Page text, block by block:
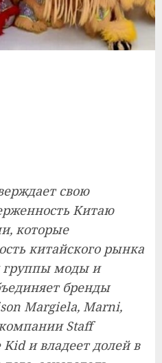
свою
Китаю
которые
китайского рынка
группы моды и
бренды
Margiela, Marni,
Staff
и владеет долей в